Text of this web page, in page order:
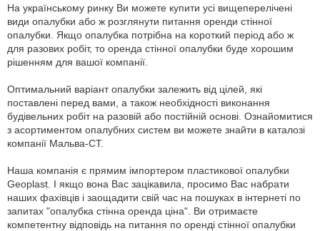
На українському ринку Ви можете купити усі вищеперелічені
види опалубки або ж розглянути питання оренди стінної
опалубки. Якщо опалубка потрібна на короткий період або ж
для разових робіт, то оренда стінної опалубки буде хорошим
рішенням для вашої компанії.
Оптимальний варіант опалубки залежить від цілей, які
поставлені перед вами, а також необхідності виконання
будівельних робіт на разовій або постійній основі. Ознайомитися
з асортиментом опалубних систем ви можете знайти в каталозі
компанії Мальва-СТ.
Наша компанія є прямим імпортером пластикової опалубки
Geoplast. І якщо вона Вас зацікавила, просимо Вас набрати
наших фахівців і заощадити свій час на пошуках в інтернеті по
запитах "опалубка стінна оренда ціна". Ви отримаєте
компетентну відповідь на питання по оренді стінної опалубки